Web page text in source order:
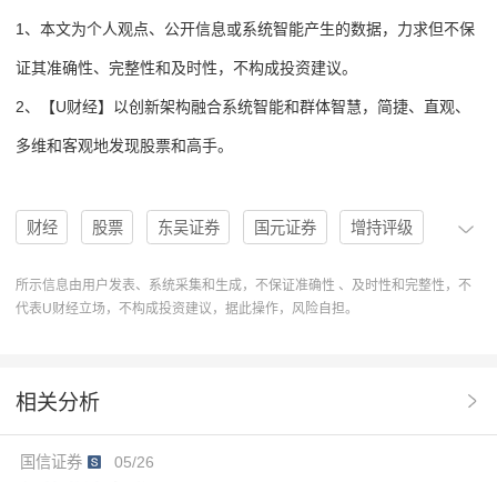
1、本文为个人观点、公开信息或系统智能产生的数据，力求但不保
证其准确性、完整性和及时性，不构成投资建议。
2、【U财经】以创新架构融合系统智能和群体智慧，简捷、直观、
多维和客观地发现股票和高手。
财经 股票 东吴证券 国元证券 增持评级
机构 评级 分析 买入 买入评级 U股票
PE估值
具身智能 26Q1毛利率
所示信息由用户发表、系统采集和生成，不保证准确性 、及时性和完整性，不
代表U财经立场，不构成投资建议，据此操作，风险自担。
相关分析
国信证券 05/26